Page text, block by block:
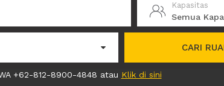
Kapasitas
Semua
CARI
+62-812-8900-4848 atau Klik di sini